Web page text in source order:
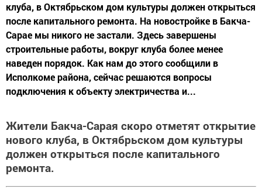
клуба, в Октябрьском дом культуры должен открыться
после капитального ремонта. На новостройке в Бакча-
Сарае мы никого не застали. Здесь завершены
строительные работы, вокруг клуба более менее
наведен порядок. Как нам до этого сообщили в
Исполкоме района, сейчас решаются вопросы
подключения к объекту электричества и...
Жители Бакча-Сарая скоро отметят открытие
нового клуба, в Октябрьском дом культуры
должен открыться после капитального
ремонта.